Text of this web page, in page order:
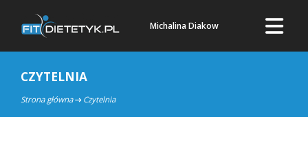
Michalina Diakow
CZYTELNIA
Strona główna Czytelnia